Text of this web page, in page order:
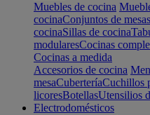
Muebles de cocina
cocinaConjuntos de
cocinaSillas de cocina
modularesCocinas
Cocinas a medida
Accesorios de cocina
mesaCuberteríaCuchillos
licoresBotellasUtensilios
Electrodomésticos